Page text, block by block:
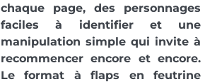
chaque page, des personnages
faciles à identifier et une
manipulation simple qui invite à
recommencer encore et encore.
Le format à flaps en feutrine